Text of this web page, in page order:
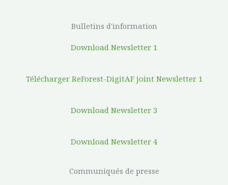
Bulletins d'information
Download Newsletter 1
Télécharger ReForest-DigitAF joint Newsletter 1
Download Newsletter 3
Download Newsletter 4
Communiqués de presse